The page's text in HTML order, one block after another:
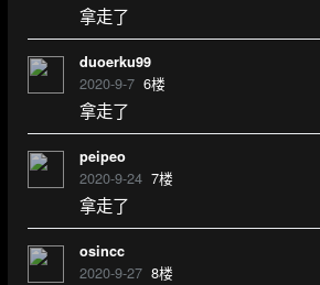
拿走了
duoerku99
2020-9-7 6楼
拿走了
peipeo
2020-9-24 7楼
拿走了
osincc
2020-9-27 8楼